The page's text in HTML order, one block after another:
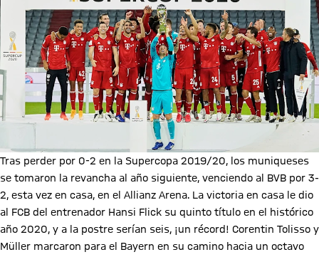
Tras perder por 0-2 en la Supercopa 2019/20, los muniqueses
se tomaron la revancha al año siguiente, venciendo al BVB por 3-
2, esta vez en casa, en el Allianz Arena. La victoria en casa le dio
al FCB del entrenador Hansi Flick su quinto título en el histórico
año 2020, y a la postre serían seis, ¡un récord! Corentin Tolisso y
Müller marcaron para el Bayern en su camino hacia un octavo